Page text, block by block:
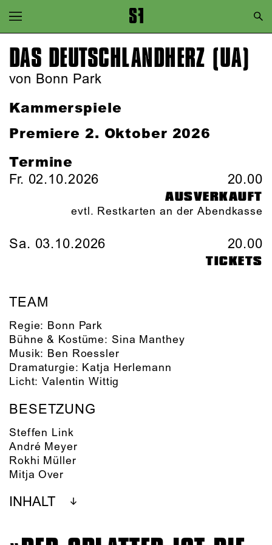
Zur Hauptnavigation springen
Zum Hauptinhalt springen
Zum Footer springen
DAS DEUTSCHLAND­HERZ (UA)
von Bonn Park
Kammerspiele
Premiere 2. Oktober 2026
Termine
Fr. 02.10.2026 20.00
AUSVERKAUFT
evtl. Restkarten an der Abendkasse
Sa. 03.10.2026 20.00
TICKETS
TEAM
Regie: Bonn Park
Bühne & Kostüme: Sina Manthey
Musik: Ben Roessler
Dramaturgie: Katja Herlemann
Licht:Valentin Wittig
BESETZUNG
Steffen Link
André Meyer
Rokhi Müller
Mitja Over
INHALT